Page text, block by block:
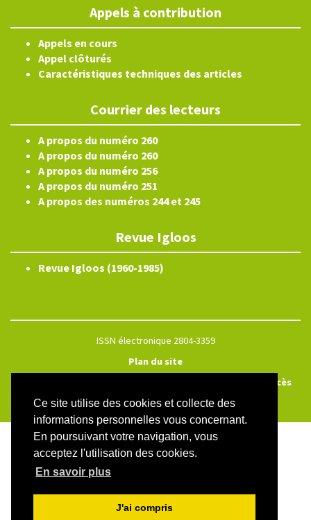
Ce site utilise des cookies et collecte des
informations personnelles vous concernant.
En poursuivant votre navigation, vous
acceptez l'utilisation des cookies.
En savoir plus
J'ai compris
Appels à contribution
Appels en cours
Appel clôturés
Caractéristiques techniques des articles
Courrier des lecteurs
A propos du numéro 260
A propos du numéro 260
A propos du numéro 256
A propos du numéro 251
A propos des numéros 244 et 245
Revue Igloos
Revue Igloos (1960-1985)
ISSN électronique 2804-3359
Plan du site
Accès
réservé